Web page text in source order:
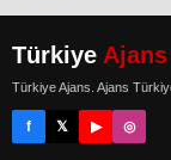
Türkiye Ajans
Türkiye Ajans. Ajans
f 𝕏 ▶ ◎